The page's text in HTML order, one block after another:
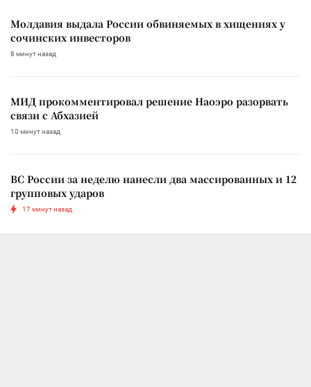
Молдавия выдала России обвиняемых в хищениях у
сочинских инвесторов
8 минут назад
МИД прокомментировал решение Наоэро разорвать
связи с Абхазией
10 минут назад
ВС России за неделю нанесли два массированных и 12
групповых ударов
17 минут назад